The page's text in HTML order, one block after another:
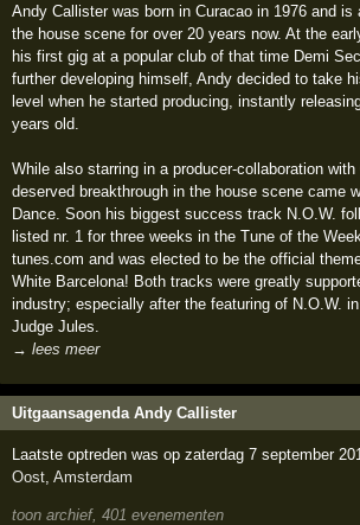
Andy Callister was born in Curacao in 1976 and is
the house scene for over 20 years now. At the
his first gig at a popular club of that time Demi
further developing himself, Andy decided to take
level when he started producing, instantly
years old.
While also starring in a producer-collaboration
deserved breakthrough in the house scene came
Dance. Soon his biggest success track N.O.W.
listed nr. 1 for three weeks in the Tune of the
tunes.com and was elected to be the official
White Barcelona! Both tracks were greatly
industry; especially after the featuring of N.O.W.
Judge Jules.
→ lees meer
Uitgaansagenda Andy Callister
Laatste optreden was op zaterdag 7 september
Oost ,Amsterdam
toon archief, 401 evenementen